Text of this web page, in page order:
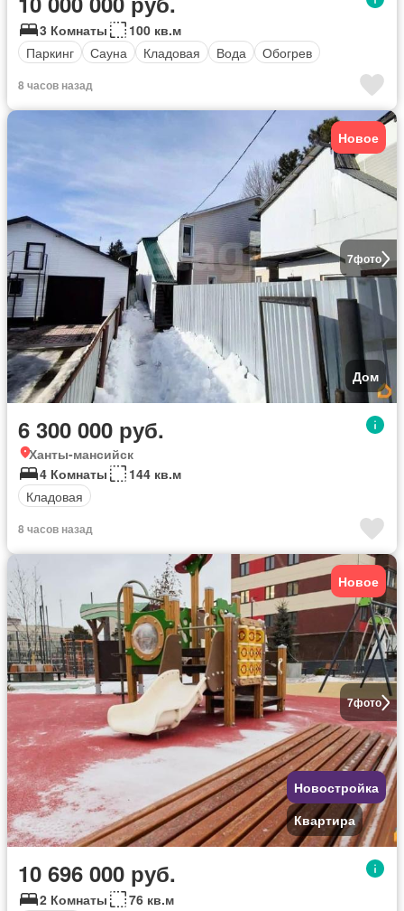
3 Комнаты
100 кв.м
Паркинг
Сауна Кладовая Вода Обогрев
8 часов назад
7фото
Новое
Дом
6 300 000 руб.
Ханты-мансийск
4 Комнаты
144 кв.м
Кладовая
8 часов назад
7фото
Новое
Новостройка
Квартира
10 696 000 руб.
2 Комнаты
76 кв.м